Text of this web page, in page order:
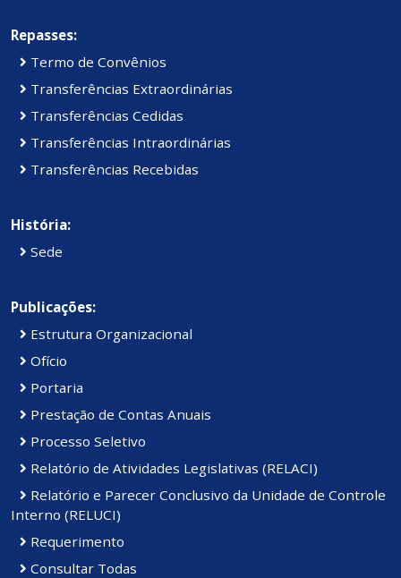
Repasses:
Termo de Convênios
Transferências Extraordinárias
Transferências Cedidas
Transferências Intraordinárias
Transferências Recebidas
História:
Sede
Publicações:
Estrutura Organizacional
Ofício
Portaria
Prestação de Contas Anuais
Processo Seletivo
Relatório de Atividades Legislativas (RELACI)
Relatório e Parecer Conclusivo da Unidade de Controle
Interno (RELUCI)
Requerimento
Consultar Todas